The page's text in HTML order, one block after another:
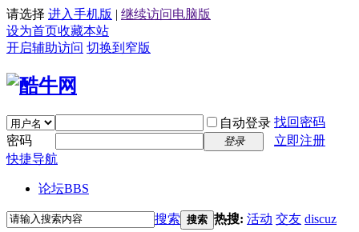
请选择 进入手机版 | 继续访问电脑版
设为首页收藏本站
开启辅助访问 切换到窄版
自动登录 找回密码
密码
登录
立即注册
快捷导航
论坛BBS
搜索 搜索 热搜: 活动 交友 discuz